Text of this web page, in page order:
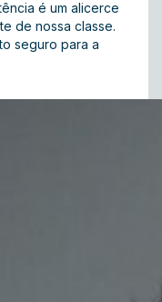
é um alicerce
de nossa classe.
seguro para a